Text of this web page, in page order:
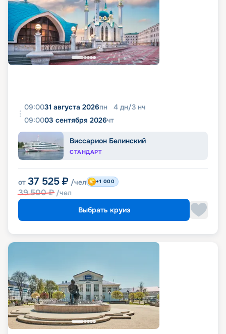
09:0031 августа 2026пн 4 дн/3 нч
09:0003 сентября 2026чт
Виссарион Белинский
СТАНДАРТ
от 37 525 ₽ /чел
39 500₽ /чел
+1 000
Выбрать круиз